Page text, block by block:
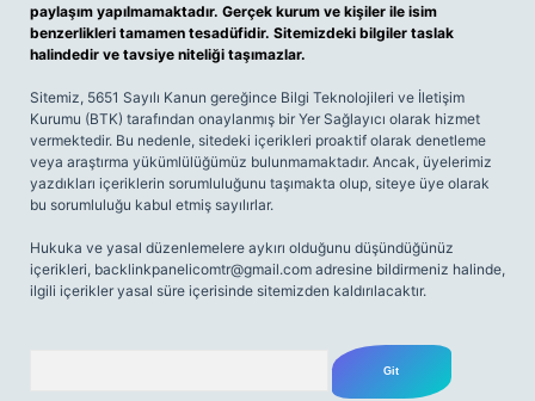
paylaşım yapılmamaktadır. Gerçek kurum ve kişiler ile isim
benzerlikleri tamamen tesadüfidir. Sitemizdeki bilgiler taslak
halindedir ve tavsiye niteliği taşımazlar.
Sitemiz, 5651 Sayılı Kanun gereğince Bilgi Teknolojileri ve İletişim
Kurumu (BTK) tarafından onaylanmış bir Yer Sağlayıcı olarak hizmet
vermektedir. Bu nedenle, sitedeki içerikleri proaktif olarak denetleme
veya araştırma yükümlülüğümüz bulunmamaktadır. Ancak, üyelerimiz
yazdıkları içeriklerin sorumluluğunu taşımakta olup, siteye üye olarak
bu sorumluluğu kabul etmiş sayılırlar.
Hukuka ve yasal düzenlemelere aykırı olduğunu düşündüğünüz
içerikleri, backlinkpanelicomtr@gmail.com adresine bildirmeniz halinde,
ilgili içerikler yasal süre içerisinde sitemizden kaldırılacaktır.